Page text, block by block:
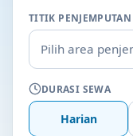
TITIK PENJEMPUTAN
Pilih area
DURASI SEWA
Harian